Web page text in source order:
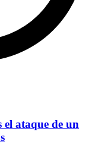
el ataque de un